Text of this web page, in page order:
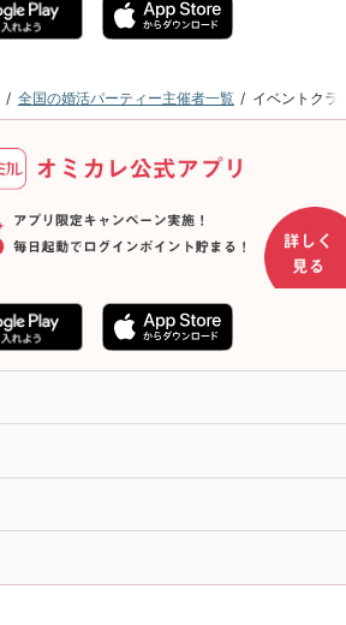
全国の婚活パーティー主催者一覧 イベントクラ